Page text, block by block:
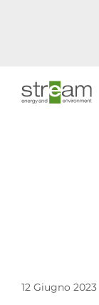
12 Giugno 2023